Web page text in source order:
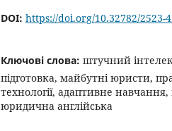
DOI: https://doi.org/10.32782/2523-
Ключові слова: штучний
підготовка, майбутні юристи,
технології, адаптивне
юридична англійська